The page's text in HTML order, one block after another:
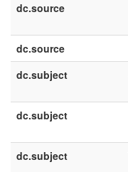
dc.source
dc.source
dc.subject
dc.subject
dc.subject